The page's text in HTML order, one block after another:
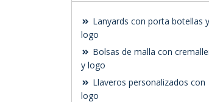
Lanyards con porta botellas y
logo
Bolsas de malla con
y logo
Llaveros personalizados con
logo